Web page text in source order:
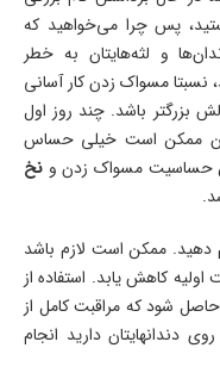
پس چرا می‌خواهید که
و لثه‌هایتان به خطر
نسبتا مسواک زدن کار آسانی
بزرگتر باشد. چند روز اول
ممکن است خیلی حساس
حساسیت مسواک زدن و نخ
دهید. ممکن است لازم باشد
کاهش یابد. استفاده از
شود که مراقبت کامل از
دندانهایتان دارید انجام